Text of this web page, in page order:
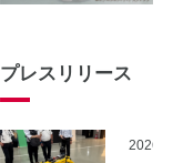
プレスリリース